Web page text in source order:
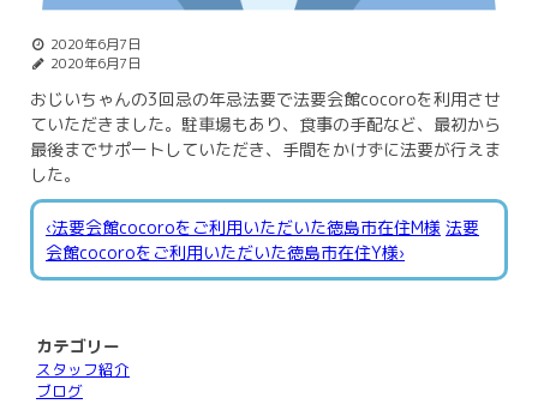
2020年6月7日
2020年6月7日
おじいちゃんの3回忌の年忌法要で法要会館cocoroを利用させ
ていただきました。駐車場もあり、食事の手配など、最初から
最後までサポートしていただき、手間をかけずに法要が行えま
した。
‹法要会館cocoroをご利用いただいた徳島市在住M様 法要
会館cocoroをご利用いただいた徳島市在住Y様›
カテゴリー
スタッフ紹介
ブログ